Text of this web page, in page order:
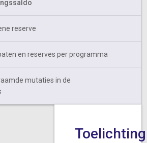
reserve
en reserves per programma
mutaties in de
Toelichting